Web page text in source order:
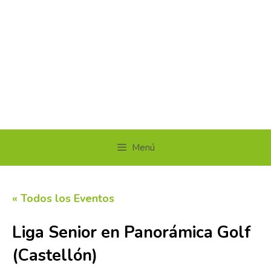
Menú
« Todos los Eventos
Liga Senior en Panorámica Golf
(Castellón)